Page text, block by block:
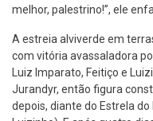
melhor, palestrino!”, ele
A estreia alviverde em
com vitória avassaladora
Luiz Imparato, Feitiço e
Jurandyr, então figura
depois, diante do Estrela